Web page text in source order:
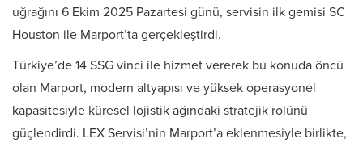
uğrağını 6 Ekim 2025 Pazartesi günü, servisin ilk gemisi SC
Houston ile Marport’ta gerçekleştirdi.
Türkiye’de 14 SSG vinci ile hizmet vererek bu konuda öncü
olan Marport, modern altyapısı ve yüksek operasyonel
kapasitesiyle küresel lojistik ağındaki stratejik rolünü
güçlendirdi. LEX Servisi’nin Marport’a eklenmesiyle birlikte,